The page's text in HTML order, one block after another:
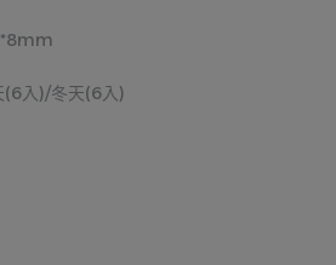
入)/冬天(6入)